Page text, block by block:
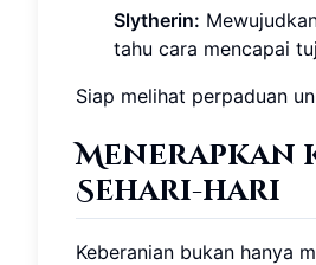
Slytherin:
tahu cara mencapai
Siap melihat perpaduan
Menerapkan
Sehari-hari
Keberanian bukan hanya